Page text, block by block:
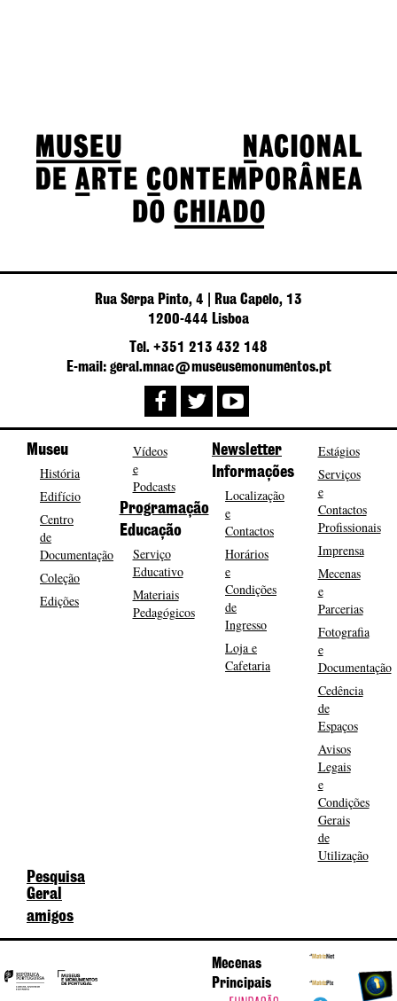
Rua Serpa Pinto, 4 | Rua Capelo, 13
1200-444 Lisboa
Tel. +351 213 432 148
E-mail: geral.mnac@museusemonumentos.pt
Museu
História
Edifício
Centro
de
Documentação
Coleção
Edições
Vídeos
e
Podcasts
Programação
Educação
Serviço
Educativo
Materiais
Pedagógicos
Newsletter
Informações
Localização
e
Contactos
Horários
e
Condições
de
Ingresso
Loja e
Cafetaria
Estágios
Serviços
e
Contactos
Profissionais
Imprensa
Mecenas
e
Parcerias
Fotografia
e
Documentação
Cedência
de
Espaços
Avisos
Legais
e
Condições
Gerais
de
Utilização
Pesquisa
Geral
amigos
Mecenas
Principais